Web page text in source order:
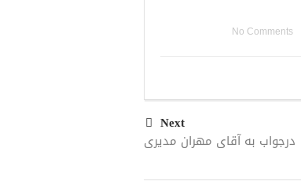
No Comments
Next
درجواب به آقای مهران مدیری